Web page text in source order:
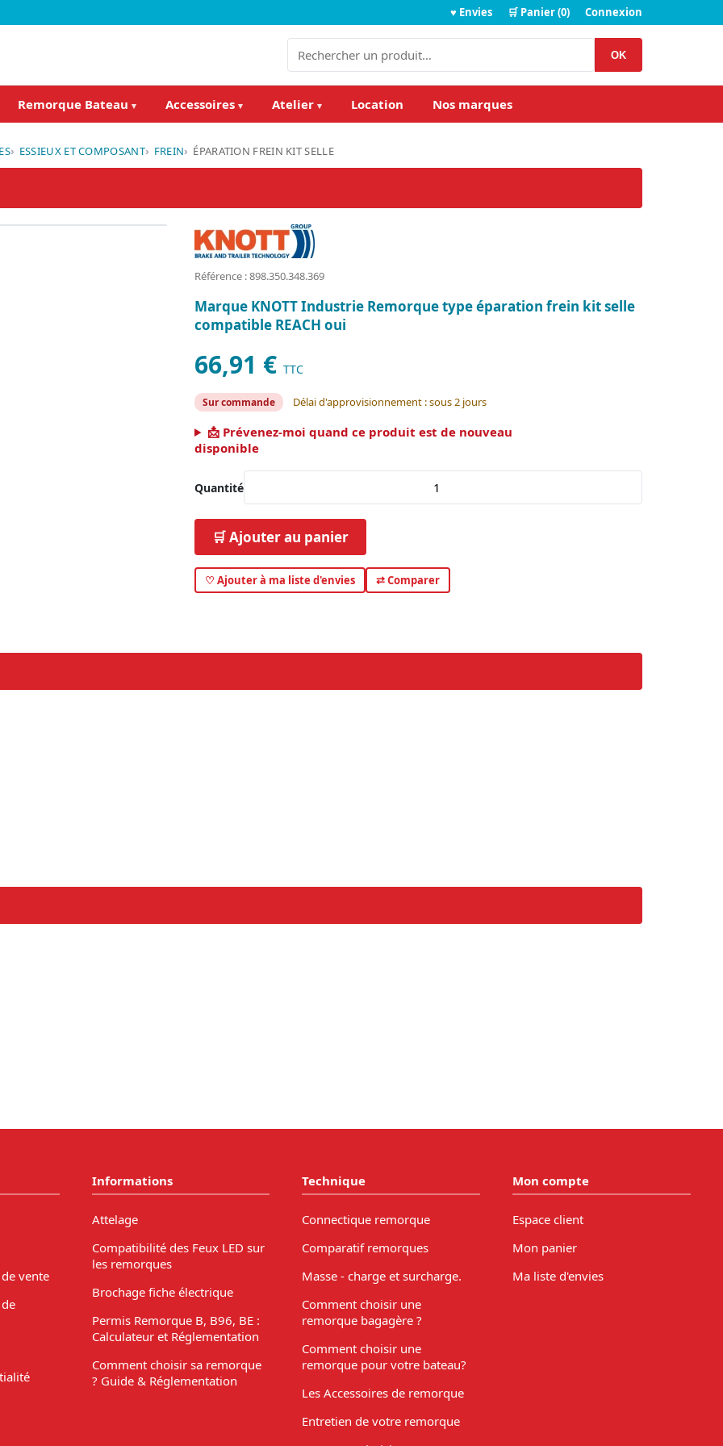
♥ Envies 🛒 Panier (0) Connexion
OK
Remorque Bateau ▾ Accessoires ▾ Atelier ▾ Location Nos marques
ESSIEUX ET COMPOSANT FREIN ÉPARATION FREIN KIT SELLE
Référence : 898.350.348.369
Marque KNOTT Industrie Remorque type éparation frein kit selle
compatible REACH oui
66,91 € TTC
Sur commande Délai d'approvisionnement : sous 2 jours
📩 Prévenez-moi quand ce produit est de nouveau
disponible
Quantité
🛒 Ajouter au panier
♡ Ajouter à ma liste d'envies ⇄ Comparer
vente
Informations
Attelage
Compatibilité des Feux LED sur
les remorques
Brochage fiche électrique
Permis Remorque B, B96, BE :
Calculateur et Réglementation
Comment choisir sa remorque
? Guide & Réglementation
Technique
Connectique remorque
Comparatif remorques
Masse - charge et surcharge.
Comment choisir une
remorque bagagère ?
Comment choisir une
remorque pour votre bateau?
Les Accessoires de remorque
Entretien de votre remorque
Mon compte
Espace client
Mon panier
Ma liste d'envies